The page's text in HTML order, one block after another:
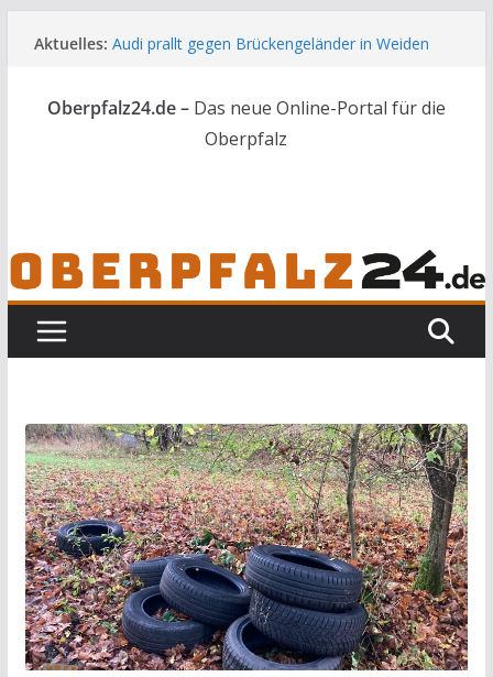
Inhalt
Aktuelles: Audi prallt gegen Brückengeländer in Weiden
Kindergeburtstag endet für Erwachsene im
Polizeigewahrsam
Wenn selbst der Polizeialltag kurios wird
Oberpfalz24.de – Das neue Online-Portal für die
Oberpfalz